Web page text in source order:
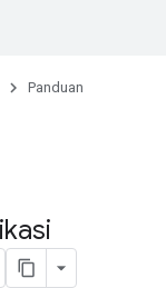
Panduan